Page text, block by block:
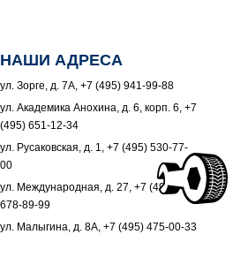
НАШИ АДРЕСА
ул. Зорге, д. 7А, +7 (495) 941-99-88
ул. Академика Анохина, д. 6, корп. 6, +7
(495) 651-12-34
ул. Русаковская, д. 1, +7 (495) 530-77-
00
ул. Международная, д. 27, +7 (495)
678-89-99
ул. Малыгина, д. 8А, +7 (495) 475-00-33